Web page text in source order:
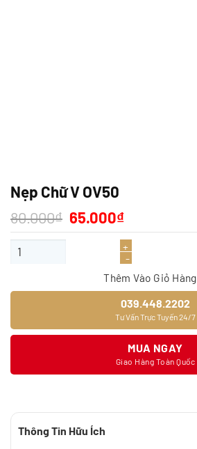
Nẹp Chữ V OV50
80.000₫ Giá
gốc
là:
65.000₫Giá
hiện
tại
là:
65.000₫.
Nẹp Chữ V OV50 số lượng
Thêm Vào Giỏ Hàng
039.448.2202
Tư Vấn Trực Tuyến 24/7
MUA NGAY
Giao Hàng Toàn Quốc
Thông Tin Hữu Ích